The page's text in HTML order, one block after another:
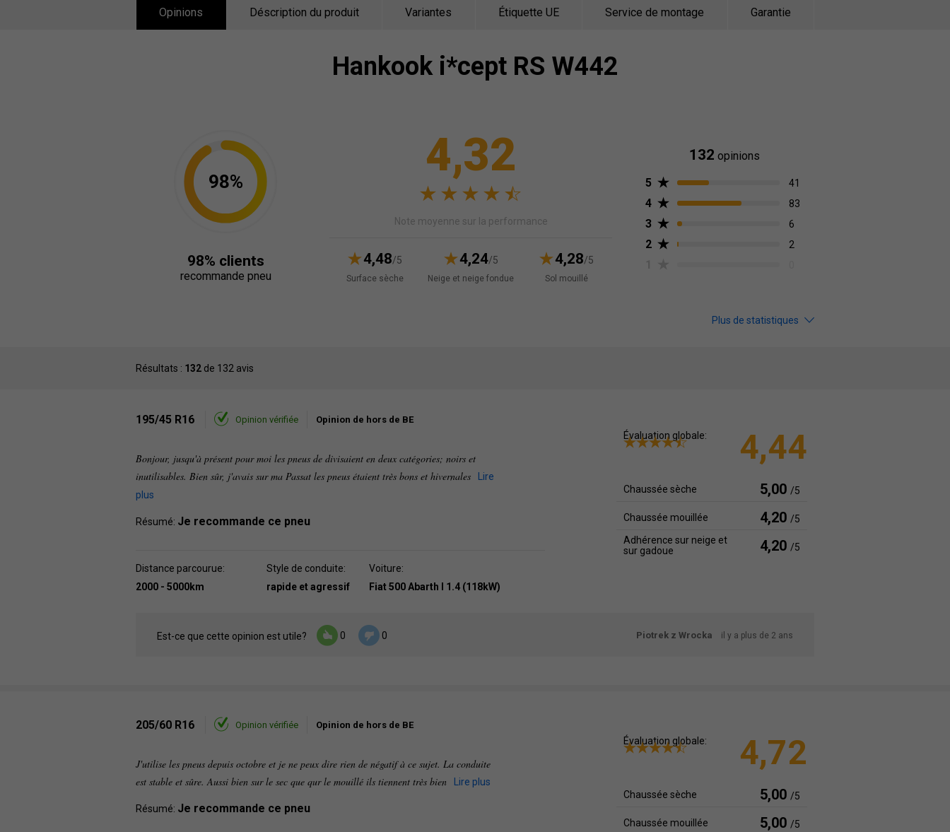
Opinions Déscription du produit Variantes Étiquette UE Service de montage Garantie
Hankook i*cept RS W442
4,32
Note moyenne sur la performance
4,48/5
Surface sèche
4,24/5
Neige et neige fondue
4,28/5
Sol mouillé
98%
98% clients
recommande pneu
132 opinions
5
41
4 83
3 6
2 2
Plus de statistiques
Résultats : 132 de 132 avis
195/45 R16 Opinion vérifiée Opinion de hors de BE
Bonjour, jusqu'à présent pour moi les pneus de divisaient en deux catégories; noirs et
inutilisables. Bien sûr, j'avais sur ma Passat les pneus étaient très bons et hivernales
Lire
plus
Résumé: Je recommande ce pneu
Distance parcourue:
2000 - 5000km
Style de conduite:
rapide et agressif
Voiture:
Fiat 500 Abarth I 1.4 (118kW)
Évaluation globale: 4,44
Chaussée sèche 5,00 /5
Chaussée mouillée 4,20 /5
Adhérence sur neige et
sur gadoue
4,20 /5
Est-ce que cette opinion est utile? 0 0 Piotrek z Wrocka il y a plus de 2 ans
205/60 R16 Opinion vérifiée Opinion de hors de BE
J'utilise les pneus depuis octobre et je ne peux dire rien de négatif à ce sujet. La conduite
est stable et sûre. Aussi bien sur le sec que qur le mouillé ils tiennent très bien
Lire plus
Résumé: Je recommande ce pneu
Évaluation globale: 4,72
Chaussée sèche 5,00 /5
Chaussée mouillée 5,00 /5